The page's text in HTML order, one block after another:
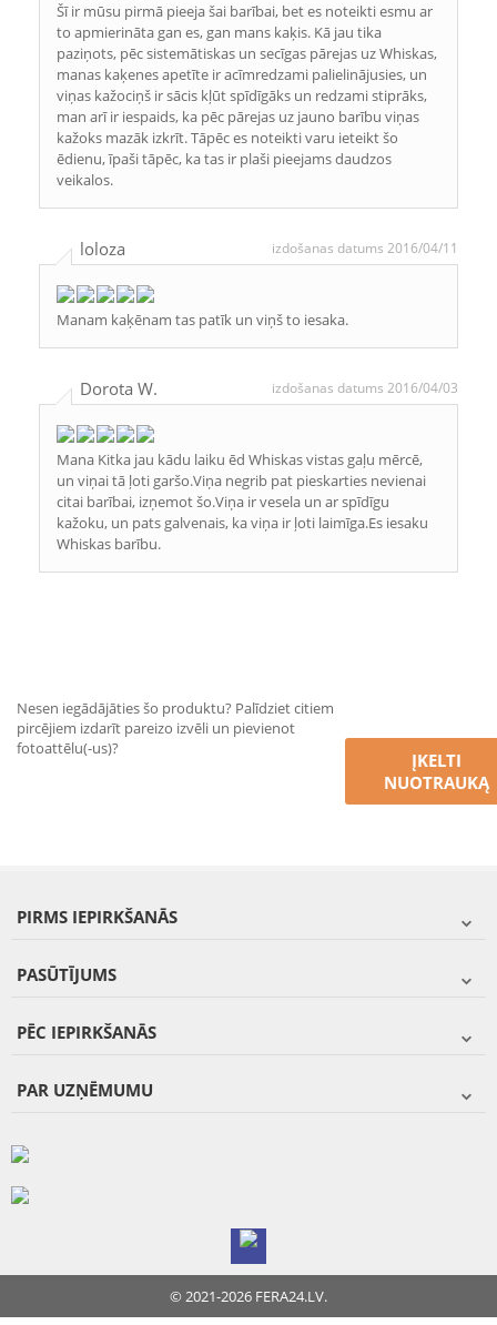
Šī ir mūsu pirmā pieeja šai barībai, bet es noteikti esmu ar
to apmierināta gan es, gan mans kaķis. Kā jau tika
paziņots, pēc sistemātiskas un secīgas pārejas uz Whiskas,
manas kaķenes apetīte ir acīmredzami palielinājusies, un
viņas kažociņš ir sācis kļūt spīdīgāks un redzami stiprāks,
man arī ir iespaids, ka pēc pārejas uz jauno barību viņas
kažoks mazāk izkrīt. Tāpēc es noteikti varu ieteikt šo
ēdienu, īpaši tāpēc, ka tas ir plaši pieejams daudzos
veikalos.
loloza izdošanas datums 2016/04/11
Manam kaķēnam tas patīk un viņš to iesaka.
Dorota W. izdošanas datums 2016/04/03
Mana Kitka jau kādu laiku ēd Whiskas vistas gaļu mērcē,
un viņai tā ļoti garšo.Viņa negrib pat pieskarties nevienai
citai barībai, izņemot šo.Viņa ir vesela un ar spīdīgu
kažoku, un pats galvenais, ka viņa ir ļoti laimīga.Es iesaku
Whiskas barību.
Nesen iegādājāties šo produktu? Palīdziet citiem
pircējiem izdarīt pareizo izvēli un pievienot
fotoattēlu(-us)?
ĮKELTI
NUOTRAUKĄ
PIRMS IEPIRKŠANĀS
PASŪTĪJUMS
PĒC IEPIRKŠANĀS
PAR UZŅĒMUMU
© 2021-2026 FERA24.LV.